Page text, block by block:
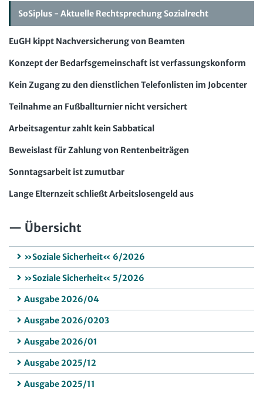
SoSiplus - Aktuelle Rechtsprechung Sozialrecht
EuGH kippt Nachversicherung von Beamten
Konzept der Bedarfsgemeinschaft ist verfassungskonform
Kein Zugang zu den dienstlichen Telefonlisten im Jobcenter
Teilnahme an Fußballturnier nicht versichert
Arbeitsagentur zahlt kein Sabbatical
Beweislast für Zahlung von Rentenbeiträgen
Sonntagsarbeit ist zumutbar
Lange Elternzeit schließt Arbeitslosengeld aus
Übersicht
»Soziale Sicherheit« 6/2026
»Soziale Sicherheit« 5/2026
Ausgabe 2026/04
Ausgabe 2026/0203
Ausgabe 2026/01
Ausgabe 2025/12
Ausgabe 2025/11